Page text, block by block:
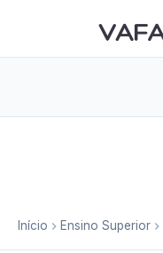
Início Ensino Superior